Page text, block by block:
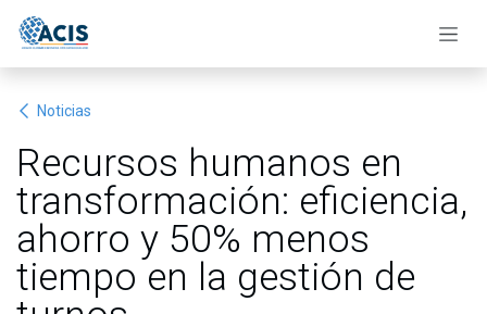
Noticias
Recursos humanos en
transformación: eficiencia,
ahorro y 50% menos
tiempo en la gestión de